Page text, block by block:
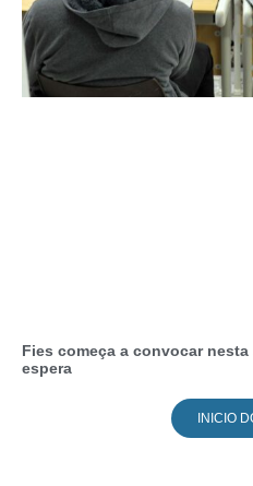
Fies começa a convocar
espera
INICIO